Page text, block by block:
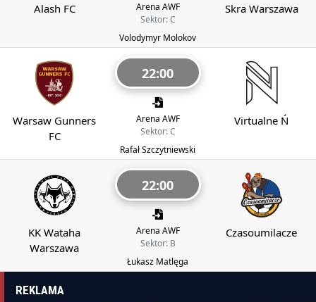
Alash FC
Arena AWF
Sektor: C
Volodymyr Molokov
Skra Warszawa
Warsaw Gunners
FC
22:00
Arena AWF
Sektor: C
Rafał Szczytniewski
Virtualne Ń
KK Wataha
Warszawa
22:00
Arena AWF
Sektor: B
Łukasz Matlęga
Czasoumilacze
REKLAMA